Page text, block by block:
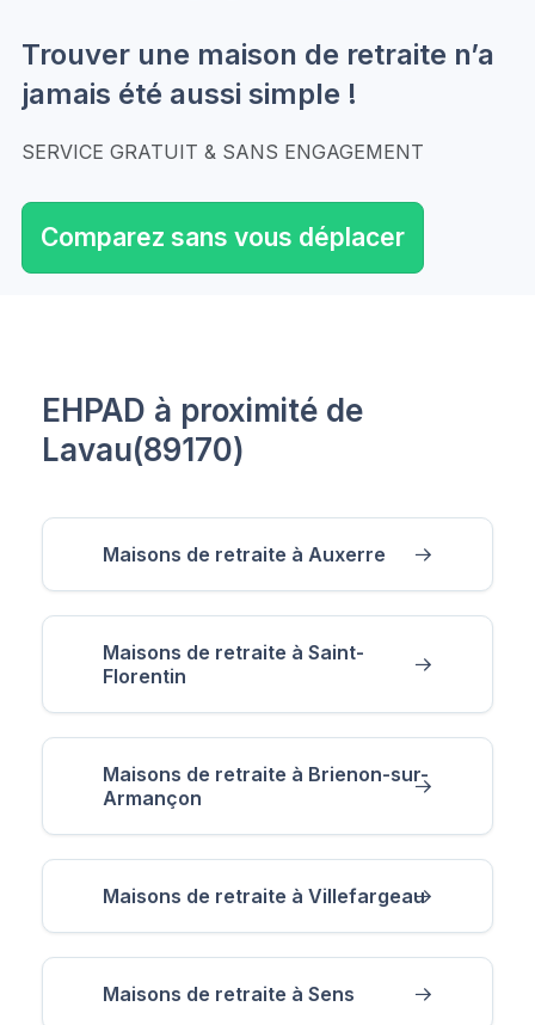
Trouver une maison de retraite n’a
jamais été aussi simple !
SERVICE GRATUIT & SANS ENGAGEMENT
Comparez sans vous déplacer
EHPAD à proximité de
Lavau(89170)
Maisons de retraite à Auxerre
Maisons de retraite à Saint-
Florentin
Maisons de retraite à Brienon-sur-
Armançon
Maisons de retraite à Villefargeau
Maisons de retraite à Sens